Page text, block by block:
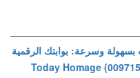
بسهولة وسرعة: بوابتك الرقمية